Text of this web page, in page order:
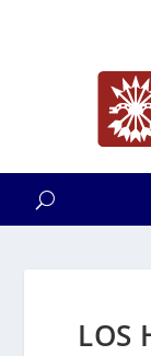
LOS